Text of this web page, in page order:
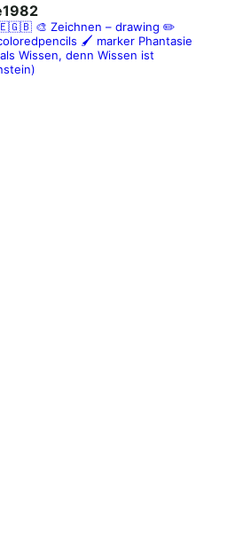
🎨 Zeichnen – drawing ✏️
🖌️ markerPhantasie
Wissen, denn Wissen ist